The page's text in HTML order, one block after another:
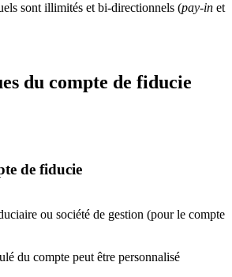
sont illimités et bi-directionnels (pay-in et
du compte de fiducie
de fiducie
ou société de gestion (pour le compte
du compte peut être personnalisé